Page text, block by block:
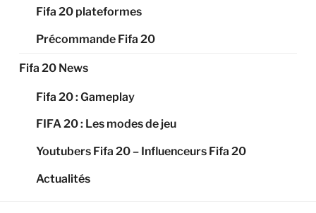
Fifa 20 plateformes
Précommande Fifa 20
Fifa 20 News
Fifa 20 : Gameplay
FIFA 20 : Les modes de jeu
Youtubers Fifa 20 – Influenceurs Fifa 20
Actualités